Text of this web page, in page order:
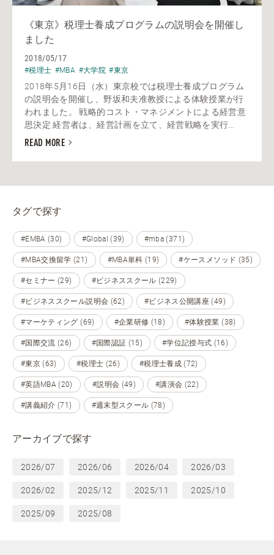
《東京》税理士養成プログラムの説明会を開催し
ました
2018/05/17
#税理士 #MBA #大学院 #東京
2018年5月16日（水）東京校では税理士養成プログラム
の説明会を開催し、野坂和夫准教授による体験授業が行
われました。 戦略的コスト・マネジメントによる経営意
思決定 経営者は、経営計画を立て、経営戦略を実行...
READ MORE
タグで探す
#EMBA (30) #Global (39) #mba (371)
#MBA交換留学 (21) #MBA単科 (19) #ケースメソッド (35)
#セミナー (29) #ビジネススクール (229)
#ビジネススクール説明会 (62) #ビジネス公開講座 (49)
#マーケティング (69) #企業研修 (18) #体験授業 (38)
#国際交流 (26) #国際認証 (15) #学位記授与式 (16)
#東京 (63) #税理士 (26) #税理士養成 (72)
#英語MBA (20) #説明会 (49) #講演会 (22)
#講義紹介 (71) #週末型スクール (78)
アーカイブで探す
2026/07 2026/06 2026/04 2026/03
2026/02 2025/12 2025/11 2025/10
2025/09 2025/08